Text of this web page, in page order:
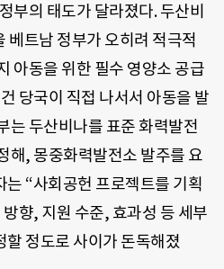
부의 태도가 달라졌다. 두산비
베트남 정부가 오히려 적극적
아동을 위한 필수 영양소 공급
당국이 직접 나서서 아동을 발
는 두산비나를 표준 화력발전
해, 몽중화력발전소 발주를 요
“사회공헌 프로젝트를 기획
향, 지원 수준, 효과성 등 세부
할 정도로 사이가 돈독해졌